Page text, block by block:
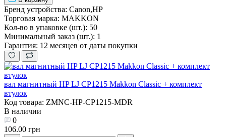
Бренд устройства: Canon,HP
Торговая марка: MAKKON
Кол-во в упаковке (шт.): 50
Минимальный заказ (шт.): 1
Гарантия: 12 месяцев от даты покупки
вал магнитный HP LJ CP1215 Makkon Classic + комплект
втулок
Код товара: ZMNC-HP-CP1215-MDR
В наличии
0
106.00 грн